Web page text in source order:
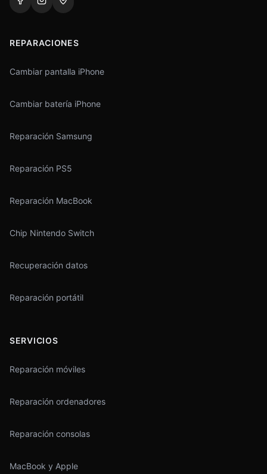
REPARACIONES
Cambiar pantalla iPhone
Cambiar batería iPhone
Reparación Samsung
Reparación PS5
Reparación MacBook
Chip Nintendo Switch
Recuperación datos
Reparación portátil
SERVICIOS
Reparación móviles
Reparación ordenadores
Reparación consolas
MacBook y Apple